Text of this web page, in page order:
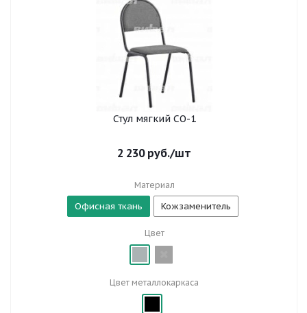
Стул мягкий СО-1
2 230руб./шт
Материал
Офисная ткань Кожзаменитель
Цвет
Цвет металлокаркаса